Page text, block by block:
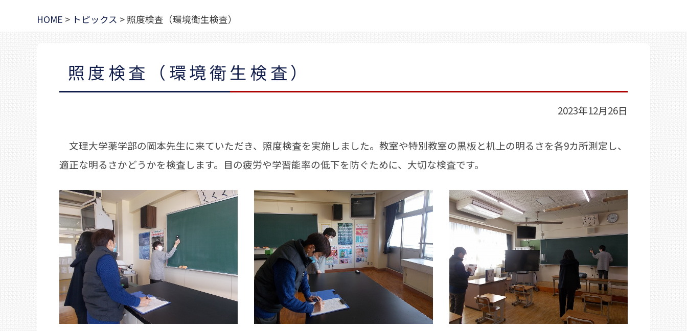
HOME > トピックス > 照度検査（環境衛生検査）
照度検査（環境衛生検査）
2023年12月26日
文理大学薬学部の岡本先生に来ていただき、照度検査を実施しました。教室や特別教室の黒板と机上の明るさを各9カ所測定し、
適正な明るさかどうかを検査します。目の疲労や学習能率の低下を防ぐために、大切な検査です。